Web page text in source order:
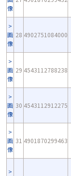
像
画
像
28 4902751084000
画
像
29 4543112788238
画
像
30 4543112912275
画
像
31 4901870299463